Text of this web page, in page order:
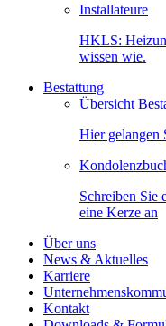
Installateure
HKLS:
wissen wie.
Bestattung
Übersicht
Hier gelangen
Schreiben Sie
eine Kerze an
Über uns
News & Aktuelles
Karriere
Kontakt